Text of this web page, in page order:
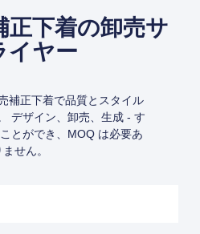
正下着の卸売サ
イヤー
補正下着で品質とスタイル
デザイン、卸売、生成 - す
とができ、MOQ は必要あ
ません。